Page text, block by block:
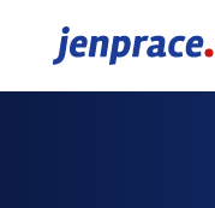
JenPráce.cz